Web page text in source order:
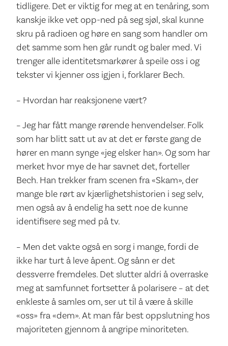
tidligere. Det er viktig for meg at en tenåring, som
kanskje ikke vet opp-ned på seg sjøl, skal kunne
skru på radioen og høre en sang som handler om
det samme som hen går rundt og baler med. Vi
trenger alle identitetsmarkører å speile oss i og
tekster vi kjenner oss igjen i, forklarer Bech.
– Hvordan har reaksjonene vært?
– Jeg har fått mange rørende henvendelser. Folk
som har blitt satt ut av at det er første gang de
hører en mann synge «jeg elsker han». Og som har
merket hvor mye de har savnet det, forteller
Bech. Han trekker fram scenen fra «Skam», der
mange ble rørt av kjærlighetshistorien i seg selv,
men også av å endelig ha sett noe de kunne
identifisere seg med på tv.
– Men det vakte også en sorg i mange, fordi de
ikke har turt å leve åpent. Og sånn er det
dessverre fremdeles. Det slutter aldri å overraske
meg at samfunnet fortsetter å polarisere – at det
enkleste å samles om, ser ut til å være å skille
«oss» fra «dem». At man får best oppslutning hos
majoriteten gjennom å angripe minoriteten.